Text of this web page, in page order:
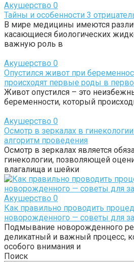
Акушерство 0
Тайны и особенности 3
В мире медицины имеются
касающиеся биологических
важную роль в
Акушерство 0
Опустился живот при
происходят первые роды в
Живот опустился – это
беременности, который
Акушерство 0
Осмотр в зеркалах в
алгоритм проведения
Осмотр в зеркалах является
гинекологии, позволяющей
влагалища и шейки
Акушерство 0
Как правильно проводить
новорожденного — советы для
Подмывание новорожденного
деликатный и важный процесс,
особого внимания и
Поиск